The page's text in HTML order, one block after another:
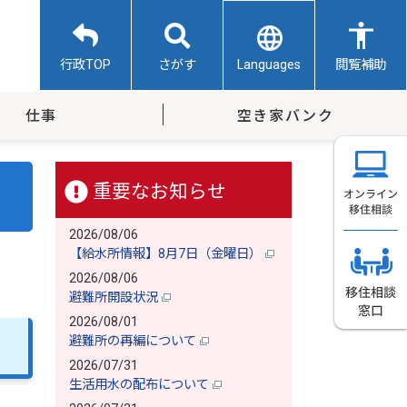
行政TOP さがす Languages 閲覧補助
仕事 空き家バンク
重要なお知らせ
2026/08/06
【給水所情報】8月7日（金曜日）
2026/08/06
避難所開設状況
2026/08/01
避難所の再編について
2026/07/31
生活用水の配布について